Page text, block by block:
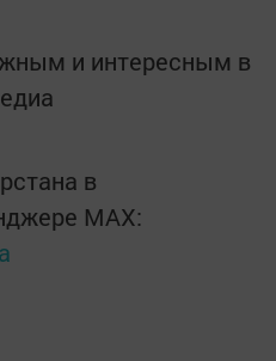
и интересным в
в
MАХ: